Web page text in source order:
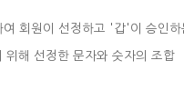
회원이 선정하고 '갑'이 승인
위해 선정한 문자와 숫자의 조합